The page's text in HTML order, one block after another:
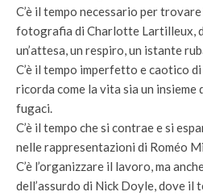
C’è il tempo necessario per
fotografia di Charlotte Lartilleux,
un’attesa, un respiro, un istante
C’è il tempo imperfetto e caotico
ricorda come la vita sia un
fugaci.
C’è il tempo che si contrae e si
nelle rappresentazioni di Roméo
C’è l’organizzare il lavoro, ma
dell’assurdo di Nick Doyle, dove il